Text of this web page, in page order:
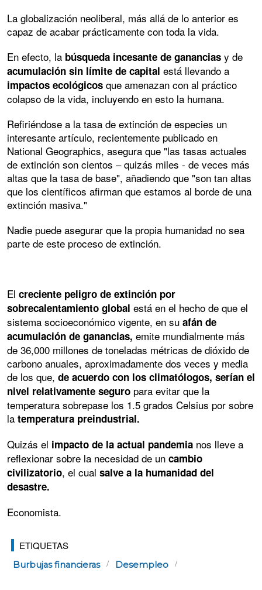
La globalización neoliberal, más allá de lo anterior es
capaz de acabar prácticamente con toda la vida.
En efecto, la búsqueda incesante de ganancias y de
acumulación sin límite de capital está llevando a
impactos ecológicos que amenazan con al práctico
colapso de la vida, incluyendo en esto la humana.
Refiriéndose a la tasa de extinción de especies un
interesante artículo, recientemente publicado en
National Geographics, asegura que "las tasas actuales
de extinción son cientos – quizás miles - de veces más
altas que la tasa de base", añadiendo que "son tan altas
que los científicos afirman que estamos al borde de una
extinción masiva."
Nadie puede asegurar que la propia humanidad no sea
parte de este proceso de extinción.
El creciente peligro de extinción por
sobrecalentamiento global está en el hecho de que el
sistema socioeconómico vigente, en su afán de
acumulación de ganancias, emite mundialmente más
de 36,000 millones de toneladas métricas de dióxido de
carbono anuales, aproximadamente dos veces y media
de los que, de acuerdo con los climatólogos, serían el
nivel relativamente seguro para evitar que la
temperatura sobrepase los 1.5 grados Celsius por sobre
la temperatura preindustrial.
Quizás el impacto de la actual pandemia nos lleve a
reflexionar sobre la necesidad de un cambio
civilizatorio, el cual salve a la humanidad del
desastre.
Economista.
ETIQUETAS
Burbujas financieras Desempleo